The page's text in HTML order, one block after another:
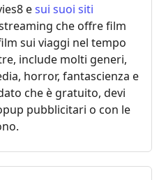
esui suoi siti
che offre film
sui viaggi nel tempo
include molti generi,
horror, fantascienza e
che è gratuito, devi
pubblicitari o con le